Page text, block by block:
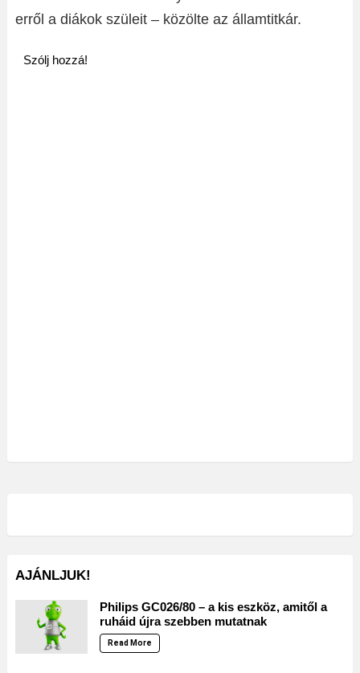
erről a diákok szüleit – közölte az államtitkár.
Szólj hozzá!
AJÁNLJUK!
Philips GC026/80 – a kis eszköz, amitől a
ruháid újra szebben mutatnak
Read More